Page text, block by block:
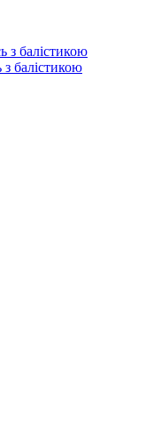
балістикою